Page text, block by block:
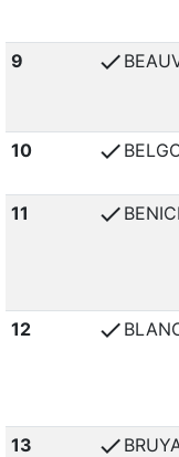
9 check
10 check
11 check
12 check
13 check